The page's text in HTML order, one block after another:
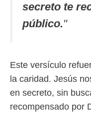
secreto te
público."
Este versículo
la caridad. Jesús
en secreto, sin
recompensado por